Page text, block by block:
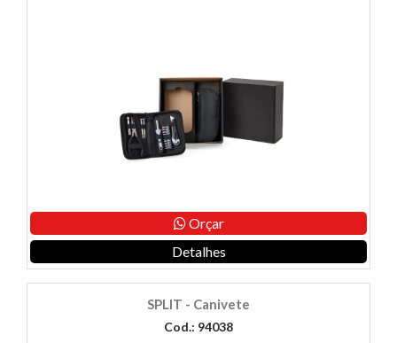
Orçar
Detalhes
SPLIT - Canivete
Cod.: 94038